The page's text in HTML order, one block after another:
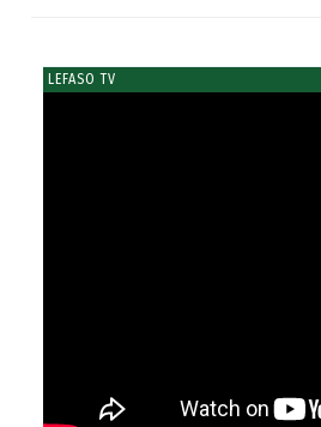
LEFASO TV